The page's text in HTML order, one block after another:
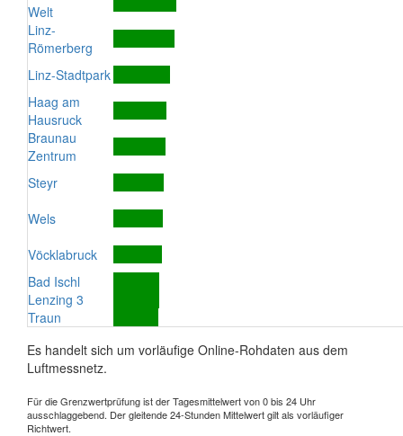
Welt
Linz-
Römerberg
Linz-Stadtpark
Haag am
Hausruck
Braunau
Zentrum
Steyr
Wels
Vöcklabruck
Bad Ischl
Lenzing 3
Traun
Es handelt sich um vorläufige Online-Rohdaten aus dem
Luftmessnetz.
Für die Grenzwertprüfung ist der Tagesmittelwert von 0 bis 24 Uhr
ausschlaggebend. Der gleitende 24-Stunden Mittelwert gilt als vorläufiger
Richtwert.